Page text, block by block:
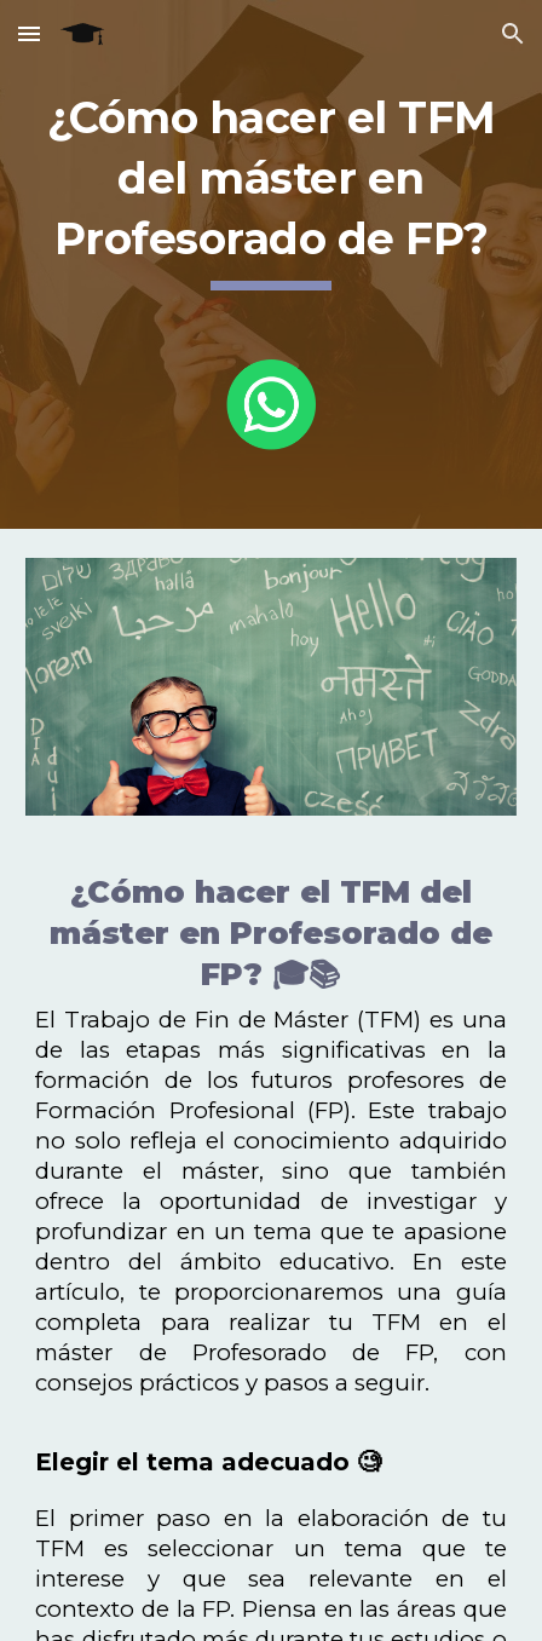
Skip to main content Skip to navigation
¿Cómo hacer el TFM
del máster en
Profesorado de FP?
¿Cómo hacer el TFM del
máster en Profesorado de
FP? 🎓📚
El Trabajo de Fin de Máster (TFM) es una
de las etapas más significativas en la
formación de los futuros profesores de
Formación Profesional (FP). Este trabajo
no solo refleja el conocimiento adquirido
durante el máster, sino que también
ofrece la oportunidad de investigar y
profundizar en un tema que te apasione
dentro del ámbito educativo. En este
artículo, te proporcionaremos una guía
completa para realizar tu TFM en el
máster de Profesorado de FP, con
consejos prácticos y pasos a seguir.
Elegir el tema adecuado 🧐
El primer paso en la elaboración de tu
TFM es seleccionar un tema que te
interese y que sea relevante en el
contexto de la FP. Piensa en las áreas que